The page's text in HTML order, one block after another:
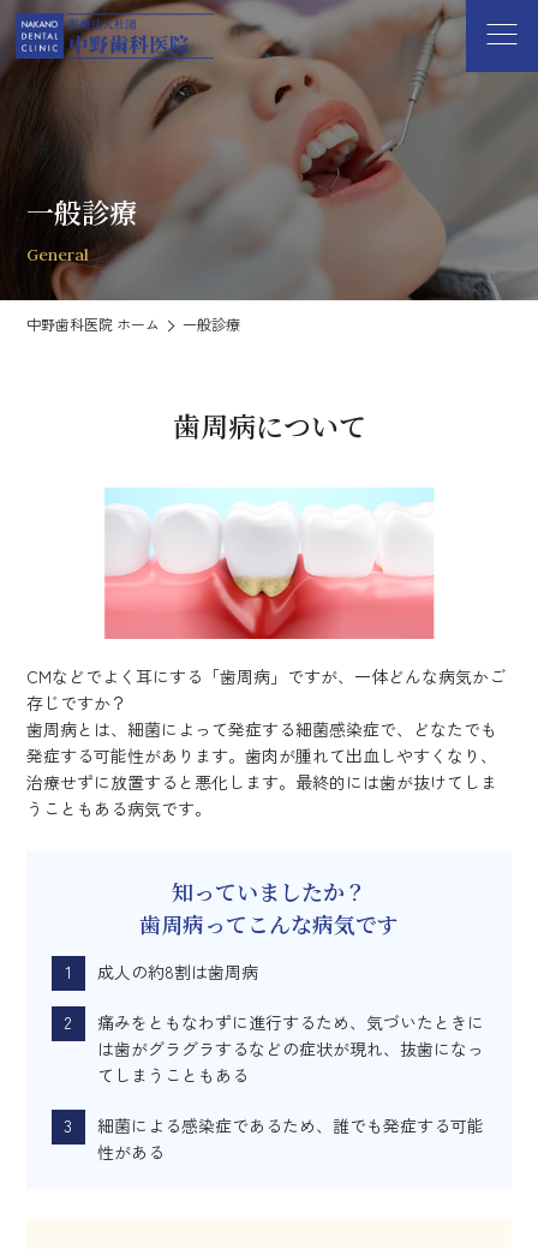
一般診療
General
中野歯科医院 ホーム 一般診療
歯周病について
CMなどでよく耳にする「歯周病」ですが、一体どんな病気かご
存じですか？
歯周病とは、細菌によって発症する細菌感染症で、どなたでも
発症する可能性があります。歯肉が腫れて出血しやすくなり、
治療せずに放置すると悪化します。最終的には歯が抜けてしま
うこともある病気です。
知っていましたか？
歯周病ってこんな病気です
成人の約8割は歯周病
痛みをともなわずに進行するため、気づいたときに
は歯がグラグラするなどの症状が現れ、抜歯になっ
てしまうこともある
細菌による感染症であるため、誰でも発症する可能
性がある